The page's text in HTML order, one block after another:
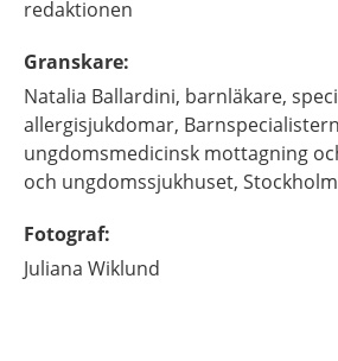
redaktionen
Granskare:
Natalia Ballardini, barnläkare,
allergisjukdomar,
ungdomsmedicinsk mottagning
och ungdomssjukhuset, Stockholm
Fotograf:
Juliana Wiklund